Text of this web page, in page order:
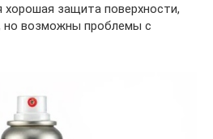
хорошая защита поверхности,
но возможны проблемы с